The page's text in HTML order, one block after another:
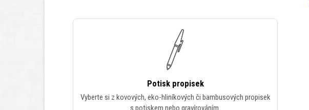
Potisk propisek
Vyberte si z kovových, eko-hliníkových či bambusových propisek
s potiskem nebo gravírováním.